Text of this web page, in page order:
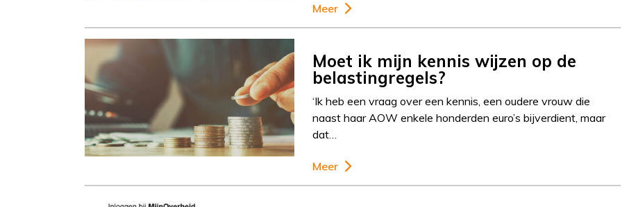
Meer
Moet ik mijn kennis wijzen op de
belastingregels?
‘Ik heb een vraag over een kennis, een oudere vrouw die
naast haar AOW enkele honderden euro’s bijverdient, maar
dat…
Meer